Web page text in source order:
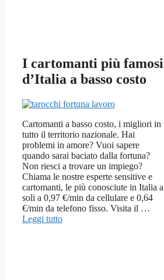
I cartomanti più famosi
d’Italia a basso costo
Cartomanti a basso costo, i migliori in
tutto il territorio nazionale. Hai
problemi in amore? Vuoi sapere
quando sarai baciato dalla fortuna?
Non riesci a trovare un impiego?
Chiama le nostre esperte sensitive e
cartomanti, le più conosciute in Italia a
soli a 0,97 €/min da cellulare e 0,64
€/min da telefono fisso. Visita il …
Leggi tutto